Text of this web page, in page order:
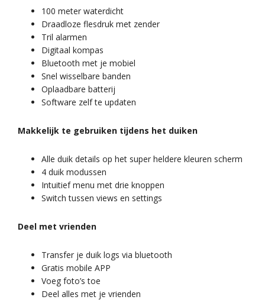
100 meter waterdicht
Draadloze flesdruk met zender
Tril alarmen
Digitaal kompas
Bluetooth met je mobiel
Snel wisselbare banden
Oplaadbare batterij
Software zelf te updaten
Makkelijk te gebruiken tijdens het duiken
Alle duik details op het super heldere kleuren scherm
4 duik modussen
Intuitief menu met drie knoppen
Switch tussen views en settings
Deel met vrienden
Transfer je duik logs via bluetooth
Gratis mobile APP
Voeg foto’s toe
Deel alles met je vrienden